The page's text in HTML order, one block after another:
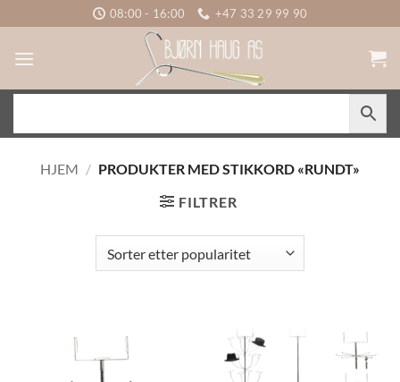
to
content
08:00 - 16:00 +47 33 29 99 90
HJEM / PRODUKTER MED STIKKORD «RUNDT»
FILTRER